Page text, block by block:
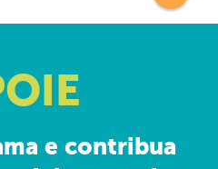
e contribua